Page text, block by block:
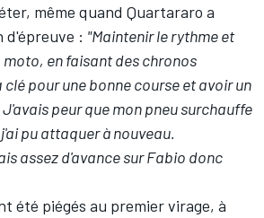
même quand Quartararo a
: "Maintenir le rythme et
moto, en faisant des chronos
pour une bonne course et avoir un
peur que mon pneu surchauffe
pu attaquer à nouveau.
assez d'avance sur Fabio donc
été piégés au premier virage, à